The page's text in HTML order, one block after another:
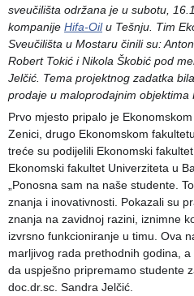
sveučilišta održana je u subotu,
kompanije Hifa-Oilu Tešnju. Tim
Sveučilišta u Mostaru činili su:
Robert Tokić i Nikola Škobić pod
Jelčić. Tema projektnog zadatka
prodaje u maloprodajnim objektima
Prvo mjesto pripalo je
Zenici, drugo Ekonomskom
treće su podijelili Ekonomski
Ekonomski fakultet Univerziteta u
„Ponosna sam na naše studente.
znanja i inovativnosti. Pokazali su
znanja na zavidnoj razini, iznimne
izvrsno funkcioniranje u timu. Ova
marljivog rada prethodnih godina,
da uspješno pripremamo studente
doc.dr.sc. Sandra Jelčić.